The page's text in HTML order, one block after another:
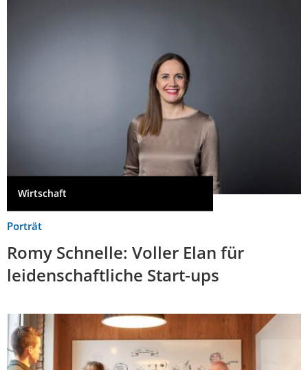
Wirtschaft
Porträt
Romy Schnelle: Voller Elan für
leidenschaftliche Start-ups